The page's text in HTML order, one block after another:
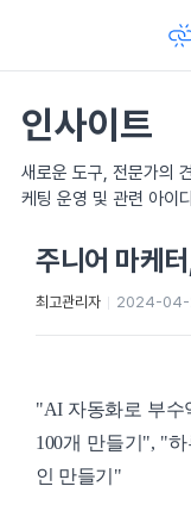
인사이트
새로운 도구, 전문가의
케팅 운영 및 관련 아이
주니어 마케
최고관리자 2024-04-
"AI 자동화로 부수
100개 만들기", "
인 만들기"